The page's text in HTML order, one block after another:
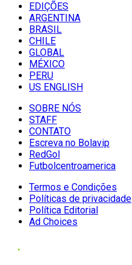
EDIÇÕES
ARGENTINA
BRASIL
CHILE
GLOBAL
MÉXICO
PERU
US ENGLISH
SOBRE NÓS
STAFF
CONTATO
Escreva no Bolavip
RedGol
Futbolcentroamerica
Termos e Condições
Políticas de privacidade
Política Editorial
Ad Choices